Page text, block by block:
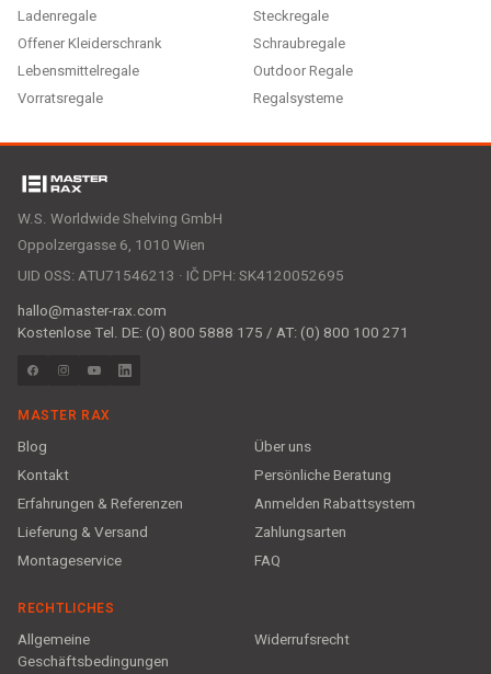
Ladenregale
Offener Kleiderschrank
Lebensmittelregale
Vorratsregale
Steckregale
Schraubregale
Outdoor Regale
Regalsysteme
W.S. Worldwide Shelving GmbH
Oppolzergasse 6, 1010 Wien
UID OSS: ATU71546213 · IČ DPH: SK4120052695
hallo@master-rax.com
Kostenlose Tel. DE: (0) 800 5888 175 / AT: (0) 800 100 271
MASTER RAX
Blog
Über uns
Kontakt
Persönliche Beratung
Erfahrungen & Referenzen
Anmelden Rabattsystem
Lieferung & Versand
Zahlungsarten
Montageservice
FAQ
RECHTLICHES
Allgemeine
Geschäftsbedingungen
Widerrufsrecht